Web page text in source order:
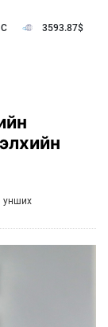
3593.87$
унших